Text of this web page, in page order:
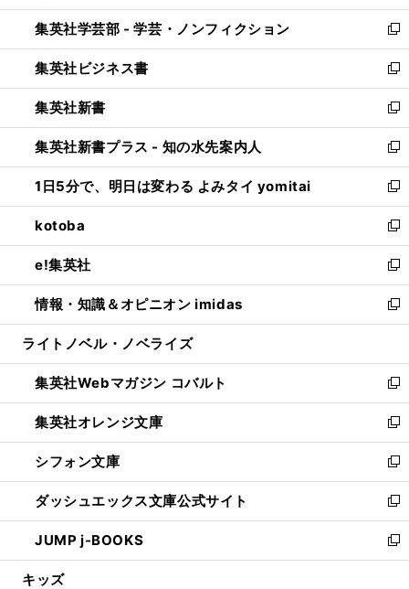
開
く
ウ
で
開
く
ン
ド
ウ
で
開
く
ウ
ィ
ン
ド
ウ
で
開
く
集英社学芸部 - 学芸・ノンフィクション
新
し
い
ウ
ィ
ン
ド
ウ
で
開
く
集英社ビジネス書
新
し
い
ウ
ィ
ン
ド
ウ
で
開
く
集英社新書
新
し
い
ウ
ィ
ン
ド
ウ
で
開
く
集英社新書プラス - 知の水先案内人
新
し
い
ウ
ィ
ン
ド
ウ
で
開
1日5分で、明日は変わる よみタイ yomitai
新
し
い
ウ
ィ
ン
ド
ウ
開
く
kotoba
新
し
い
ウ
ィ
ン
ウ
で
開
く
e!集英社
新
し
い
ウ
ン
ド
ウ
で
開
く
情報・知識＆オピニオン imidas
新
し
ウ
ィ
ン
ド
ウ
で
開
く
ライトノベル・ノベライズ
集英社Webマガジン コバルト
新
し
い
ウ
ィ
ン
ド
ウ
で
開
集英社オレンジ文庫
新
し
い
ウ
ィ
ン
ド
ウ
シフォン文庫
新
し
い
ウ
ィ
ン
ダッシュエックス文庫公式サイト
新
し
い
ウ
JUMP j-BOOKS
新
し
キッズ